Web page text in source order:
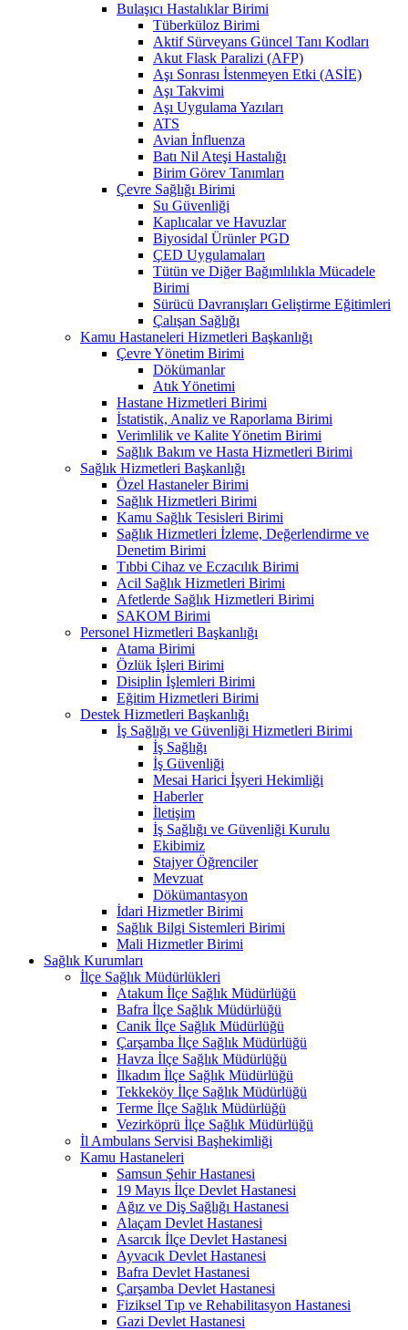
Bulaşıcı Hastalıklar Birimi
Tüberküloz Birimi
Aktif Sürveyans Güncel Tanı Kodları
Akut Flask Paralizi (AFP)
Aşı Sonrası İstenmeyen Etki (ASİE)
Aşı Takvimi
Aşı Uygulama Yazıları
ATS
Avian İnfluenza
Batı Nil Ateşi Hastalığı
Birim Görev Tanımları
Çevre Sağlığı Birimi
Su Güvenliği
Kaplıcalar ve Havuzlar
Biyosidal Ürünler PGD
ÇED Uygulamaları
Tütün ve Diğer Bağımlılıkla Mücadele
Birimi
Sürücü Davranışları Geliştirme Eğitimleri
Çalışan Sağlığı
Kamu Hastaneleri Hizmetleri Başkanlığı
Çevre Yönetim Birimi
Dökümanlar
Atık Yönetimi
Hastane Hizmetleri Birimi
İstatistik, Analiz ve Raporlama Birimi
Verimlilik ve Kalite Yönetim Birimi
Sağlık Bakım ve Hasta Hizmetleri Birimi
Sağlık Hizmetleri Başkanlığı
Özel Hastaneler Birimi
Sağlık Hizmetleri Birimi
Kamu Sağlık Tesisleri Birimi
Sağlık Hizmetleri İzleme, Değerlendirme ve
Denetim Birimi
Tıbbi Cihaz ve Eczacılık Birimi
Acil Sağlık Hizmetleri Birimi
Afetlerde Sağlık Hizmetleri Birimi
SAKOM Birimi
Personel Hizmetleri Başkanlığı
Atama Birimi
Özlük İşleri Birimi
Disiplin İşlemleri Birimi
Eğitim Hizmetleri Birimi
Destek Hizmetleri Başkanlığı
İş Sağlığı ve Güvenliği Hizmetleri Birimi
İş Sağlığı
İş Güvenliği
Mesai Harici İşyeri Hekimliği
Haberler
İletişim
İş Sağlığı ve Güvenliği Kurulu
Ekibimiz
Stajyer Öğrenciler
Mevzuat
Dökümantasyon
İdari Hizmetler Birimi
Sağlık Bilgi Sistemleri Birimi
Mali Hizmetler Birimi
Sağlık Kurumları
İlçe Sağlık Müdürlükleri
Atakum İlçe Sağlık Müdürlüğü
Bafra İlçe Sağlık Müdürlüğü
Canik İlçe Sağlık Müdürlüğü
Çarşamba İlçe Sağlık Müdürlüğü
Havza İlçe Sağlık Müdürlüğü
İlkadım İlçe Sağlık Müdürlüğü
Tekkeköy İlçe Sağlık Müdürlüğü
Terme İlçe Sağlık Müdürlüğü
Vezirköprü İlçe Sağlık Müdürlüğü
İl Ambulans Servisi Başhekimliği
Kamu Hastaneleri
Samsun Şehir Hastanesi
19 Mayıs İlçe Devlet Hastanesi
Ağız ve Diş Sağlığı Hastanesi
Alaçam Devlet Hastanesi
Asarcık İlçe Devlet Hastanesi
Ayvacık Devlet Hastanesi
Bafra Devlet Hastanesi
Çarşamba Devlet Hastanesi
Fiziksel Tıp ve Rehabilitasyon Hastanesi
Gazi Devlet Hastanesi